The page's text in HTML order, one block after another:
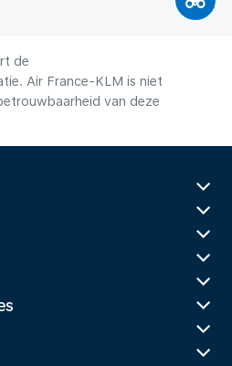
de
Air France-KLM is niet
van deze